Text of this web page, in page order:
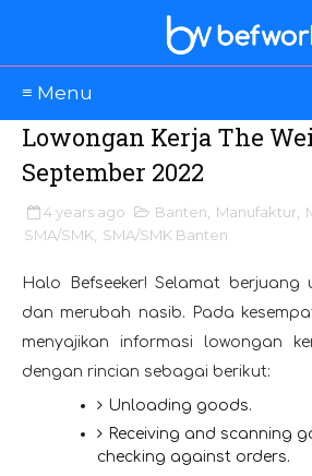
≡ Menu
Lowongan Kerja The
September 2022
4 years ago Banten Manufaktur
SMA/SMK
SMA/SMK Banten
Halo Befseeker! Selamat berjuang
dan merubah nasib. Pada
menyajikan informasi lowongan
dengan rincian sebagai berikut:
Unloading goods.
Receiving and scanning
checking against orders.